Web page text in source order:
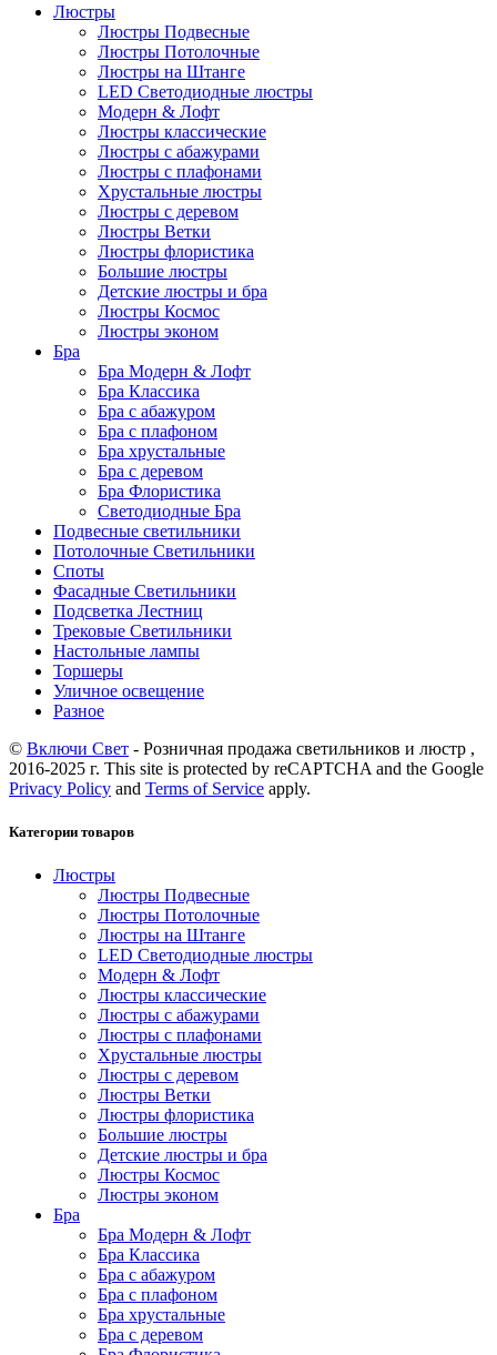
Люстры
Люстры Подвесные
Люстры Потолочные
Люстры на Штанге
LED Светодиодные люстры
Модерн & Лофт
Люстры классические
Люстры с абажурами
Люстры с плафонами
Хрустальные люстры
Люстры с деревом
Люстры Ветки
Люстры флористика
Большие люстры
Детские люстры и бра
Люстры Космос
Люстры эконом
Бра
Бра Модерн & Лофт
Бра Классика
Бра с абажуром
Бра с плафоном
Бра хрустальные
Бра с деревом
Бра Флористика
Светодиодные Бра
Подвесные светильники
Потолочные Светильники
Споты
Фасадные Светильники
Подсветка Лестниц
Трековые Светильники
Настольные лампы
Торшеры
Уличное освещение
Разное
© Включи Свет - Розничная продажа светильников и люстр ,
2016-2025 г. This site is protected by reCAPTCHA and the Google
Privacy Policy and Terms of Service apply.
Категории товаров
Люстры
Люстры Подвесные
Люстры Потолочные
Люстры на Штанге
LED Светодиодные люстры
Модерн & Лофт
Люстры классические
Люстры с абажурами
Люстры с плафонами
Хрустальные люстры
Люстры с деревом
Люстры Ветки
Люстры флористика
Большие люстры
Детские люстры и бра
Люстры Космос
Люстры эконом
Бра
Бра Модерн & Лофт
Бра Классика
Бра с абажуром
Бра с плафоном
Бра хрустальные
Бра с деревом